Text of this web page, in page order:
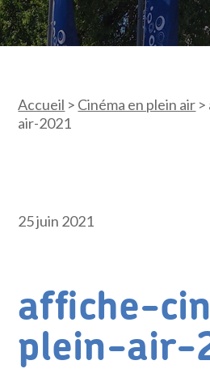
Accueil > Cinéma en plein air >
air-2021
25 juin 2021
affiche-
plein-air-